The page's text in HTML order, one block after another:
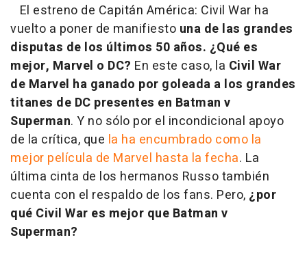
El estreno de Capitán América: Civil War ha
vuelto a poner de manifiesto una de las grandes
disputas de los últimos 50 años. ¿Qué es
mejor, Marvel o DC? En este caso, la Civil War
de Marvel ha ganado por goleada a los grandes
titanes de DC presentes en Batman v
Superman. Y no sólo por el incondicional apoyo
de la crítica, que la ha encumbrado como la
mejor película de Marvel hasta la fecha. La
última cinta de los hermanos Russo también
cuenta con el respaldo de los fans. Pero, ¿por
qué Civil War es mejor que Batman v
Superman?